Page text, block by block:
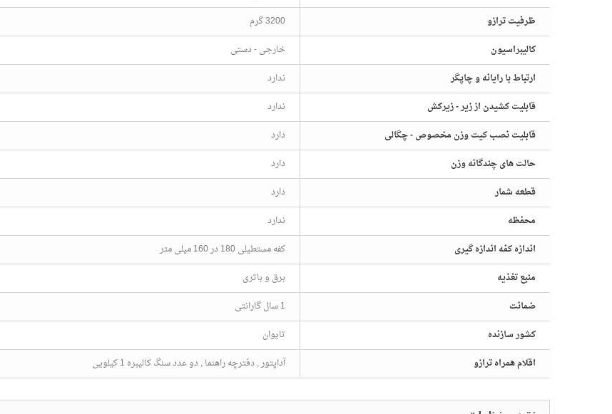
ظرفیت ترازو
3200 گرم
کالیبراسیون
خارجی - دستی
ارتباط با رایانه و چاپگر
ندارد
قابلیت کشیدن از زیر - زیرکش
ندارد
قابلیت نصب کیت وزن مخصوص - چگالی
دارد
حالت های چندگانه وزن
دارد
قطعه شمار
دارد
محفظه
ندارد
اندازه کفه اندازه گیری
کفه مستطیلی 180 در 160 میلی متر
منبع تغذیه
برق و باتری
ضمانت
1 سال گارانتی
کشور سازنده
تایوان
اقلام همراه ترازو
آداپتور , دفترچه راهنما , دو عدد سنگ کالیبره 1 کیلویی